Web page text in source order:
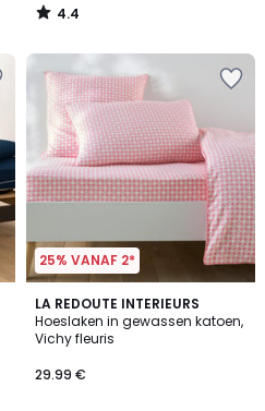
4.4
/
25% VANAF 2*
LA REDOUTE INTERIEURS
Hoeslaken in gewassen katoen,
Vichy fleuris
29.99 €